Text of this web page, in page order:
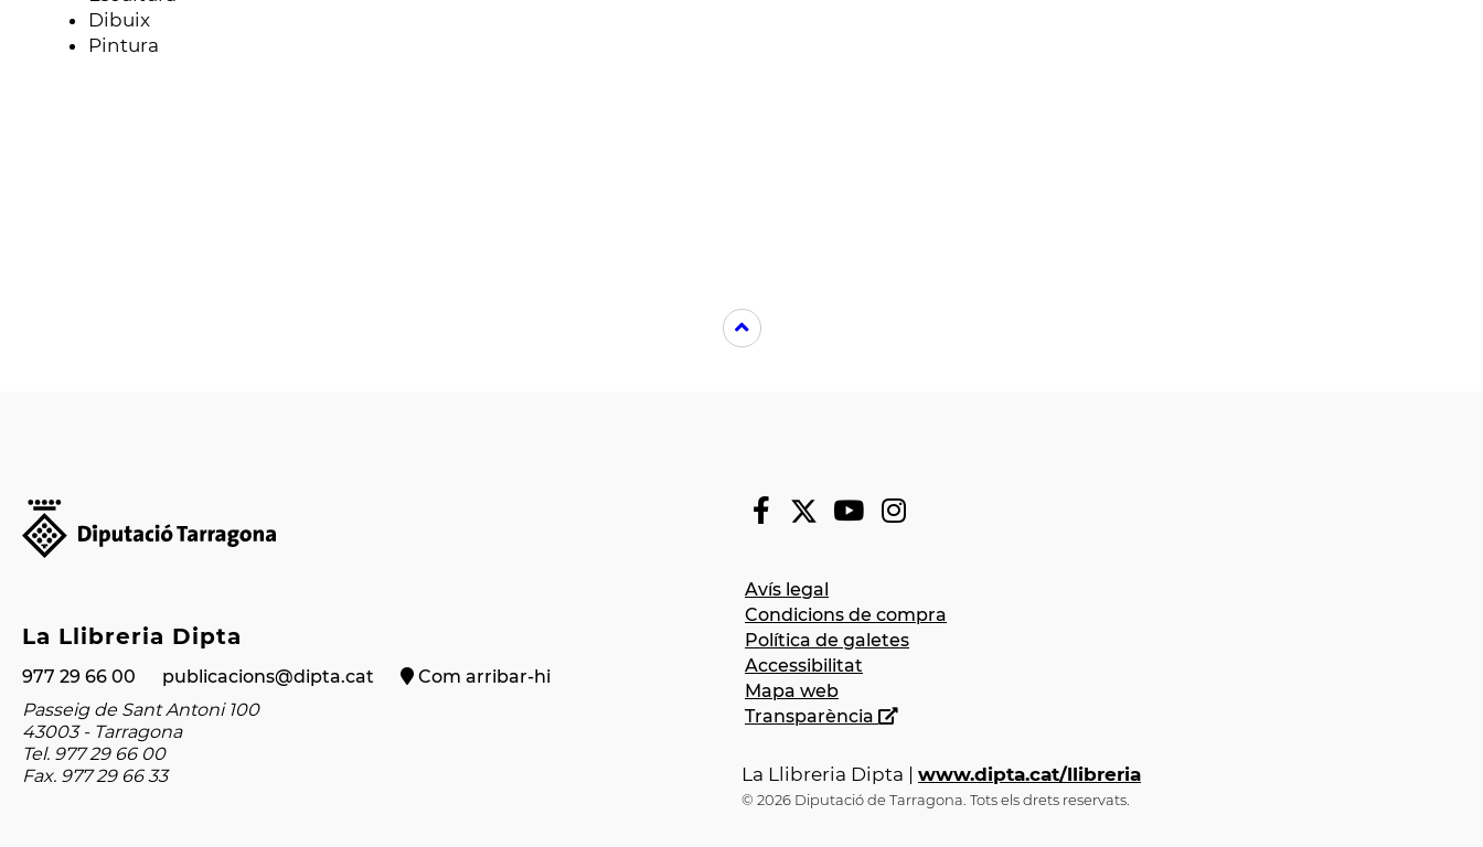
Dibuix
Pintura
La Llibreria Dipta
977 29 66 00 publicacions@dipta.cat
Com arribar-hi
Passeig de Sant Antoni 100
43003 - Tarragona
Tel. 977 29 66 00
Fax. 977 29 66 33
Avís legal
Condicions de compra
Política de galetes
Accessibilitat
Mapa web
Transparència
La Llibreria Dipta | www.dipta.cat/llibreria
© 2026 Diputació de Tarragona. Tots els drets reservats.